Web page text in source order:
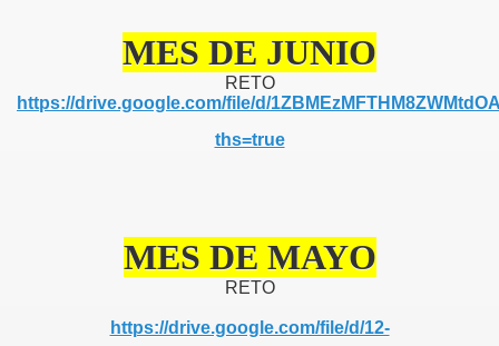
MES DE JUNIO
RETO
https://drive.google.com/file/d/
ths=true
MES DE MAYO
RETO
https://drive.google.com/file/d/12-
4 AÑOS